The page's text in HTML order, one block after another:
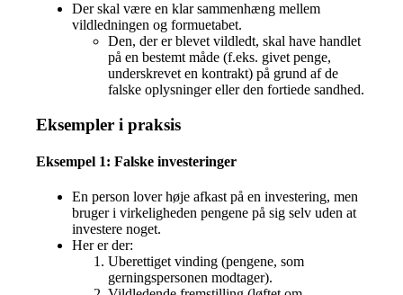
Der skal være en klar sammenhæng mellem
vildledningen og formuetabet.
Den, der er blevet vildledt, skal have handlet
på en bestemt måde (f.eks. givet penge,
underskrevet en kontrakt) på grund af de
falske oplysninger eller den fortiede sandhed.
Eksempler i praksis
Eksempel 1: Falske investeringer
En person lover høje afkast på en investering, men
bruger i virkeligheden pengene på sig selv uden at
investere noget.
Her er der:
Uberettiget vinding (pengene, som
gerningspersonen modtager).